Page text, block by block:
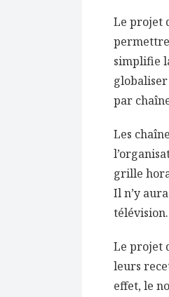
Le projet
simplifie
par
Les
grille
Il n’y
télévision.
Le projet
leurs
effet, le